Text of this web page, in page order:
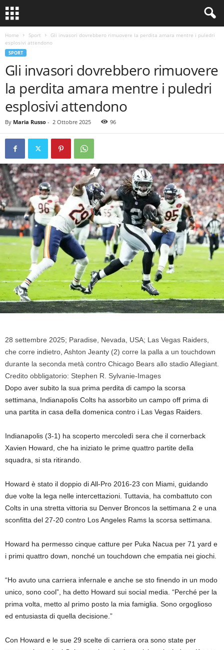
Home Sport
Gli invasori dovrebbero rimuovere la perdita amara mentre i puledri
esplosivi attendono
SPORT
Gli invasori dovrebbero rimuovere
la perdita amara mentre i puledri
esplosivi attendono
By Maria Russo - 2 Ottobre 2025 96
28 settembre 2025; Paradise, Nevada, USA; Las Vegas Raiders,
che corre indietro, Ashton Jeanty (2) corre la palla a un touchdown
durante la seconda metà contro Chicago Bears allo stadio Allegiant.
Credito obbligatorio: Stephen R. Sylvanie-Images
Dopo aver subito la sua prima perdita di campo la scorsa
settimana, Indianapolis Colts ha assorbito un campo off prima di
una partita in casa della domenica contro i Las Vegas Raiders.
Indianapolis (3-1) ha scoperto mercoledì sera che il cornerback
Xavien Howard, che ha iniziato le prime quattro partite della
squadra, si sta ritirando.
Howard è stato il doppio di All-Pro 2016-23 con Miami, guidando
due volte la lega nelle intercettazioni. Tuttavia, ha combattuto con
Colts in una stretta vittoria su Denver Broncos la settimana 2 e una
sconfitta del 27-20 contro Los Angeles Rams la scorsa settimana.
Howard ha permesso cinque catture per Puka Nacua per 71 yard e
i primi quattro down, nonché un touchdown che empatia nei giochi.
“Ho avuto una carriera infernale e anche se sto finendo in un modo
unico, sono cool”, ha detto Howard sui social media. “Perché per la
prima volta, metto al primo posto la mia famiglia. Sono orgoglioso
ed entusiasta di quella decisione.”
Con Howard e le sue 29 scelte di carriera ora sono state per